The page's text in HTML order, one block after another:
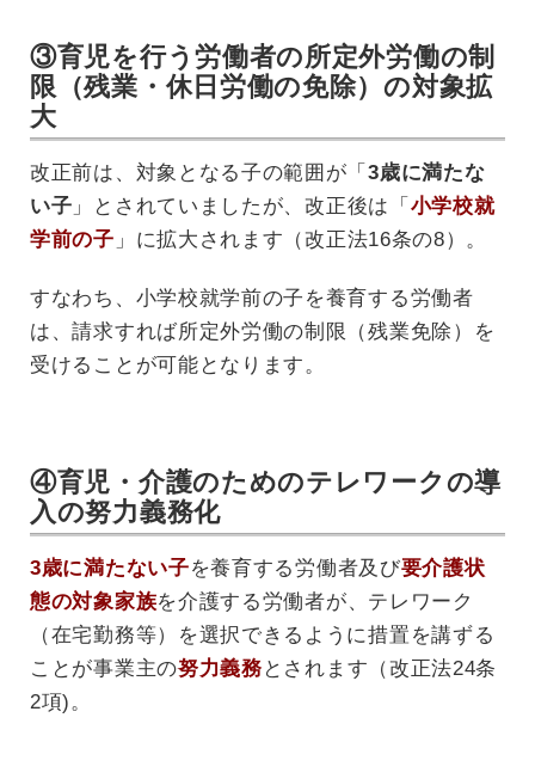
③育児を行う労働者の所定外労働の制
限（残業・休日労働の免除）の対象拡
大
改正前は、対象となる子の範囲が「3歳に満たな
い子 」とされていましたが、改正後は「 小学校就
学前の子 」に拡大されます（改正法16条の8）。
すなわち、小学校就学前の子を養育する労働者
は、請求すれば所定外労働の制限（残業免除）を
受けることが可能となります。
④育児・介護のためのテレワークの導
入の努力義務化
3歳に満たない子を養育する労働者及び要介護状
態の対象家族を介護する労働者が、テレワーク
（在宅勤務等）を選択できるように措置を講ずる
ことが事業主の努力義務 とされます（改正法24条
2項)。